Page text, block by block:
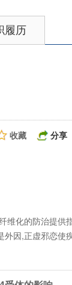
履历
收藏
分享
化的防治提
因,正虚邪恋使